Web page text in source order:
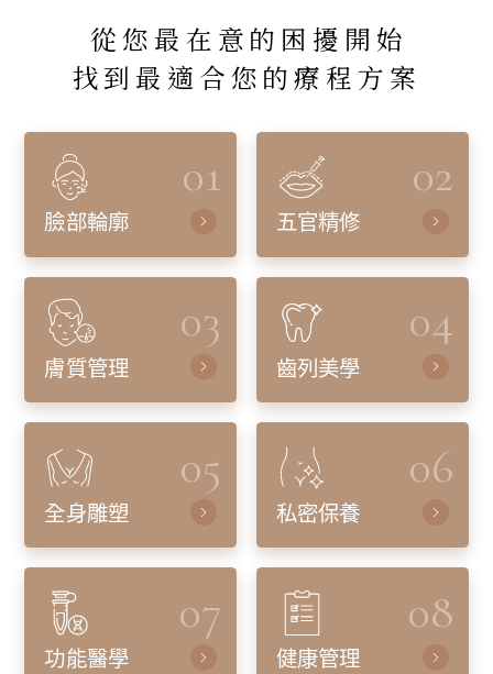
從您最在意的困擾開始
找到最適合您的療程方案
01
臉部輪廓
02
五官精修
03
膚質管理
04
齒列美學
05
全身雕塑
06
私密保養
07
功能醫學
08
健康管理